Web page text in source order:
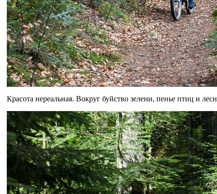
Красота нереальная. Вокруг буйство зелени, пенье птиц и